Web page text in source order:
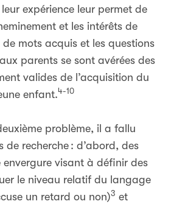
expérience leur permet de
et les intérêts de
de mots acquis et les questions
parents se sont avérées des
valides de l’acquisition du
enfant.4-10
problème, il a fallu
de recherche: d’abord, des
visant à définir des
le niveau relatif du langage
un retard ou non)3 et